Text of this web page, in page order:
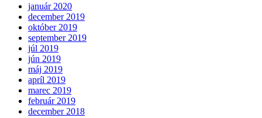
január 2020
december 2019
október 2019
september 2019
júl 2019
jún 2019
máj 2019
apríl 2019
marec 2019
február 2019
december 2018